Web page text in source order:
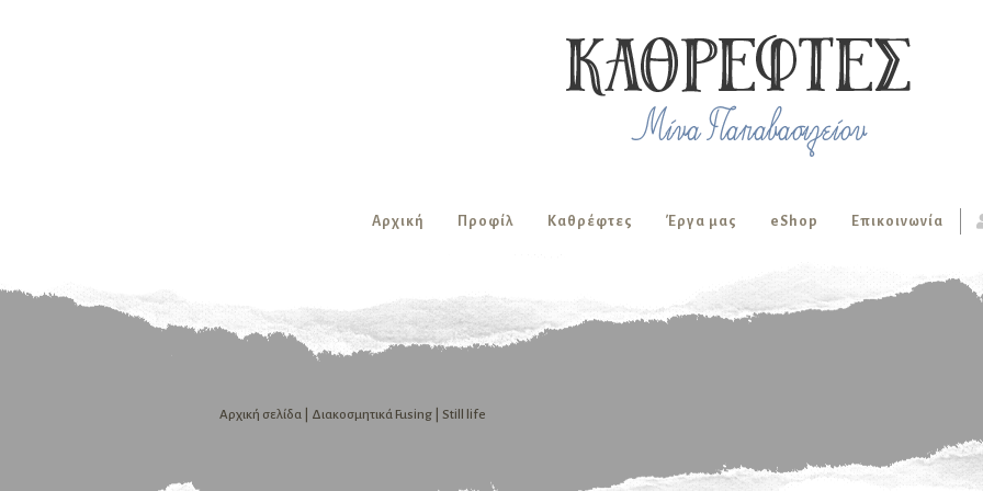
Αρχική Προφίλ Καθρέφτες Έργα μας eShop Επικοινωνία
Αρχική σελίδα Διακοσμητικά Fusing | Still life